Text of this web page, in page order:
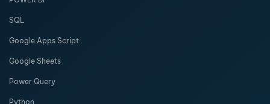
SQL
Google Apps Script
Google Sheets
Power Query
Python